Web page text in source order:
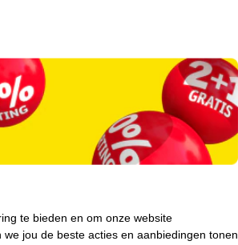
te bieden en om onze website
we jou de beste acties en aanbiedingen tonen